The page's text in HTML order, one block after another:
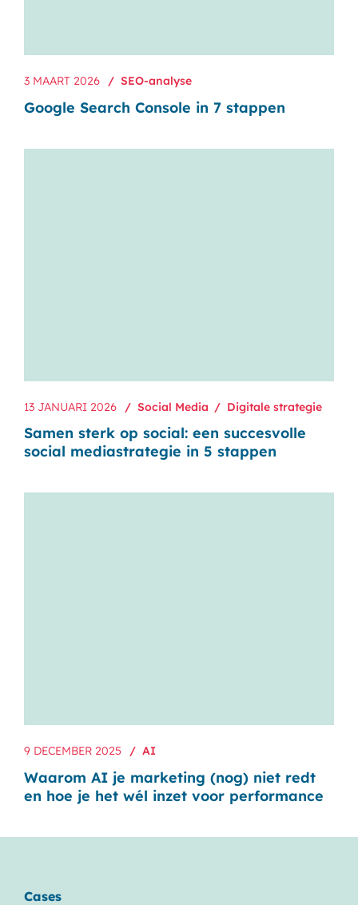
3 MAART 2026 SEO-analyse
Google Search Console in 7 stappen
13 JANUARI 2026 Social Media Digitale strategie
Samen sterk op social: een succesvolle
social mediastrategie in 5 stappen
9 DECEMBER 2025 AI
Waarom AI je marketing (nog) niet redt
en hoe je het wél inzet voor performance
Cases